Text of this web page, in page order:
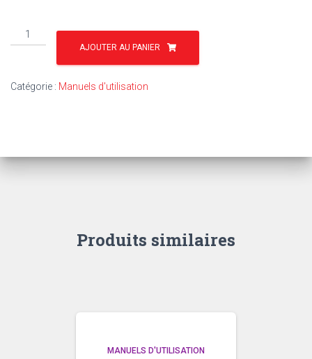
quantité
de
MF
AJOUTER AU PANIER
Catégorie : Manuels d'utilisation
Produits similaires
MANUELS D'UTILISATION